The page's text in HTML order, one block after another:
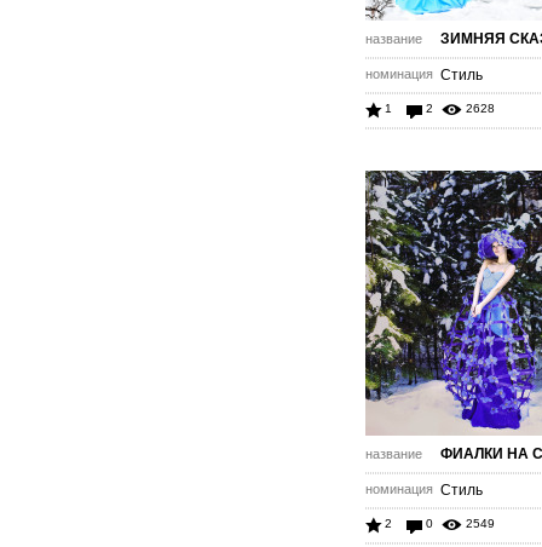
название ЗИМНЯЯ
номинация Стиль
1 2 2628
название ФИАЛКИ НА
номинация Стиль
2 0 2549